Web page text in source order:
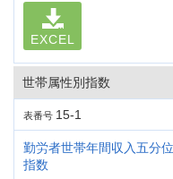
EXCEL
世帯属性別指数
表番号 15-1
勤労者世帯年間収入五分
指数